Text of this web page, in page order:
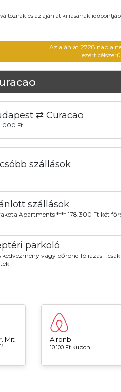
és az ajánlat kiírásanak
Az ajánlat 2728 napja
ezért
⇄ Curacao
Ft
szállások
szállások
Apartments **** 178.300 Ft két
parkoló
kedvezmény vagy bőrönd fóliázás - csak
Mit
Airbnb
10.100 Ft kupon